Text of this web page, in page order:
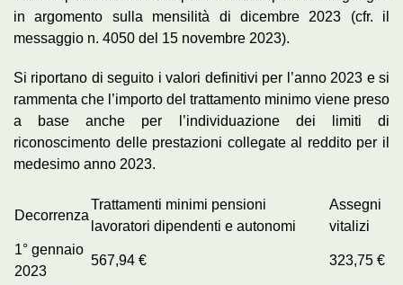
in argomento sulla mensilità di dicembre 2023 (cfr. il
messaggio n. 4050 del 15 novembre 2023).
Si riportano di seguito i valori definitivi per l’anno 2023 e si
rammenta che l’importo del trattamento minimo viene preso
a base anche per l’individuazione dei limiti di
riconoscimento delle prestazioni collegate al reddito per il
medesimo anno 2023.
Decorrenza
Trattamenti minimi pensioni
lavoratori dipendenti e autonomi
Assegni
vitalizi
1° gennaio
2023
567,94 € 323,75 €